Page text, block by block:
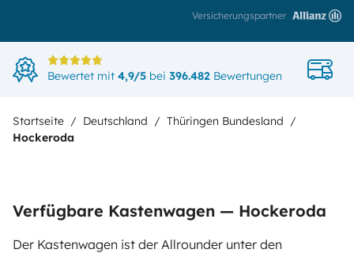
Versicherungspartner
Bewertet mit 4,9/5 bei 396.482 Bewertungen
Startseite Deutschland
Thüringen Bundesland
Hockeroda
Verfügbare Kastenwagen — Hockeroda
Der Kastenwagen ist der Allrounder unter den